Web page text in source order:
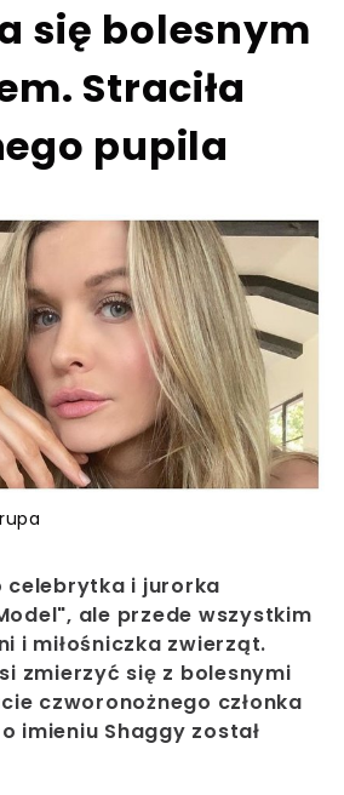
się bolesnym
Straciła
pupila
celebrytka i jurorka
ale przede wszystkim
i miłośniczka zwierząt.
zmierzyć się z bolesnymi
czworonożnego członka
imieniu Shaggy został